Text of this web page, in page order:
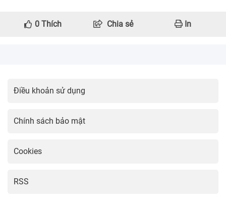
0 Thích Chia sẻ In
Điều khoản sử dụng
Chính sách bảo mật
Cookies
RSS